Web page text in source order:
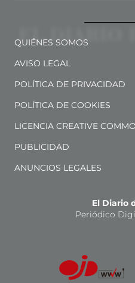
QUIÉNES SOMOS
AVISO LEGAL
POLÍTICA DE PRIVACIDAD
POLÍTICA DE COOKIES
LICENCIA CREATIVE
PUBLICIDAD
ANUNCIOS LEGALES
El Diario
Periódico